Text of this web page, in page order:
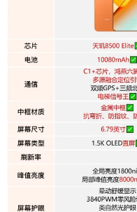
中框材质：
屏幕尺寸 6.79英寸
主屏分辨率 2640x1200
主屏材质 AMOLED
峰值亮度
z）
120Hz